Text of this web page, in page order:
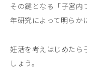
その鍵となる「子宮内
年研究によって明らか
妊活を考えはじめたら
しょう。